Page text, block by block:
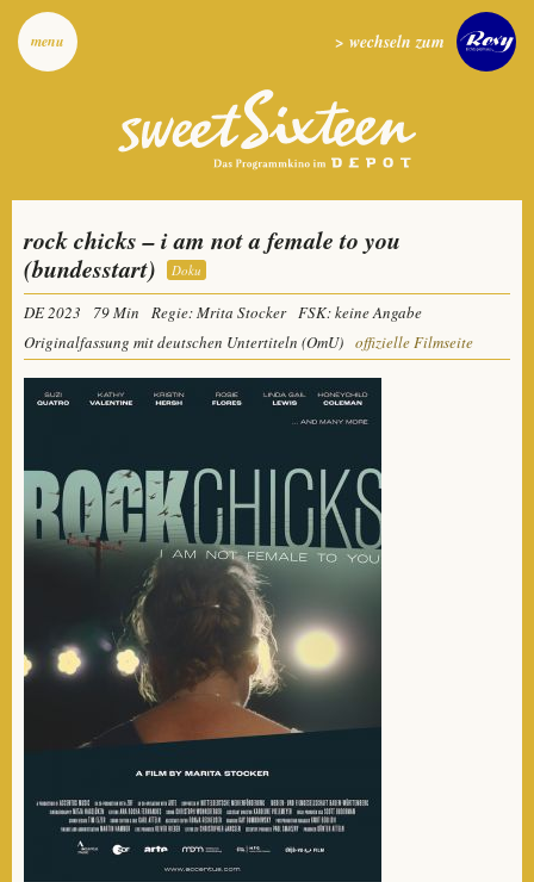
menu > wechseln zum
rock chicks – i am not a female to you
(bundesstart)
Doku
DE 2023 79 Min Regie: Mrita Stocker FSK: keine Angabe
Originalfassung mit deutschen Untertiteln (OmU) offizielle Filmseite